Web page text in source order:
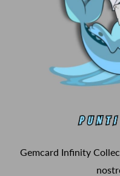
Gemcard Infinity